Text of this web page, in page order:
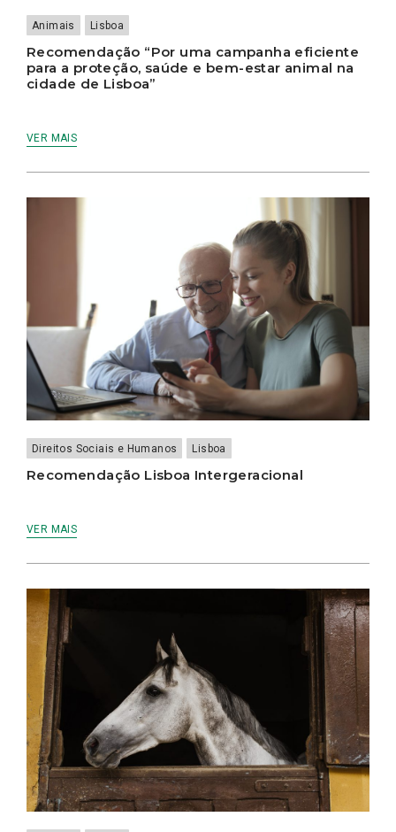
Animais Lisboa
Recomendação “Por uma campanha eficiente
para a proteção, saúde e bem-estar animal na
cidade de Lisboa”
VER MAIS
Direitos Sociais e Humanos Lisboa
Recomendação Lisboa Intergeracional
VER MAIS